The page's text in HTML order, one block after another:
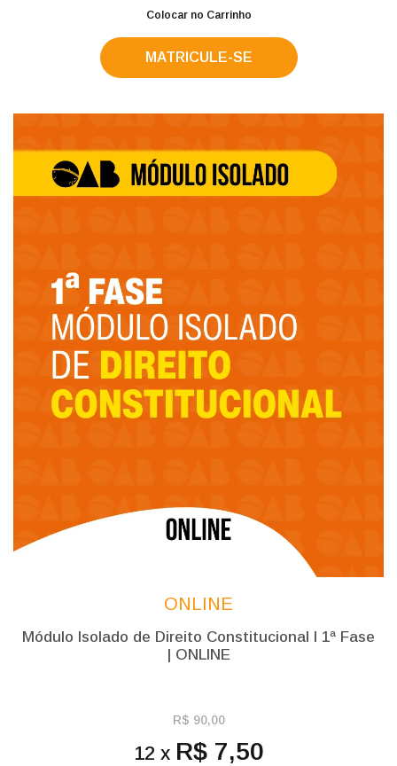
Colocar no Carrinho
MATRICULE-SE
ONLINE
Módulo Isolado de Direito Constitucional l 1ª Fase
| ONLINE
R$ 90,00
12 x R$ 7,50